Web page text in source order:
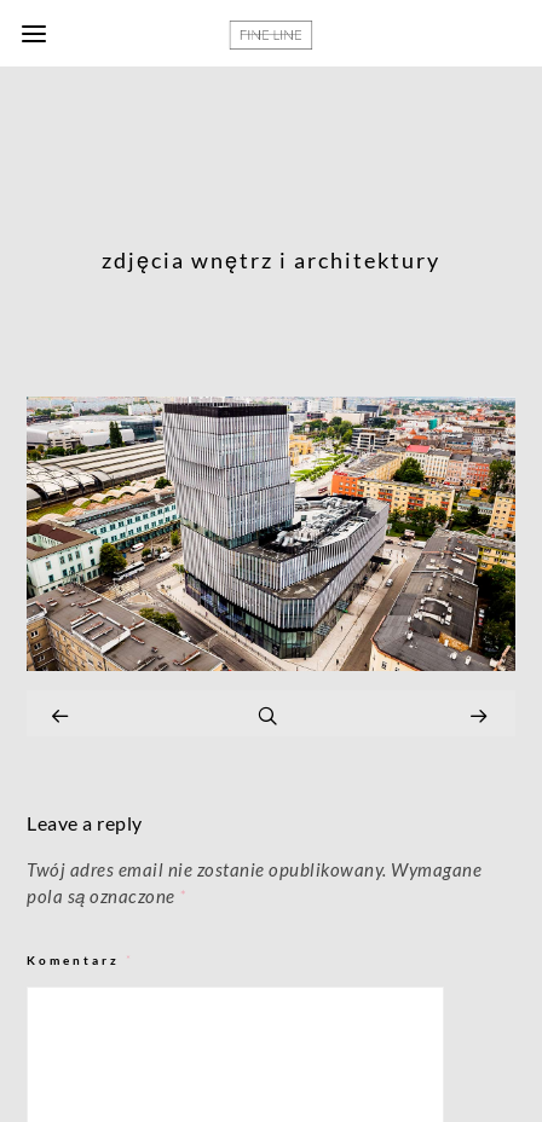
zdjęcia wnętrz i architektury
Leave a reply
Twój adres email nie zostanie opublikowany. Wymagane
pola są oznaczone *
Komentarz *